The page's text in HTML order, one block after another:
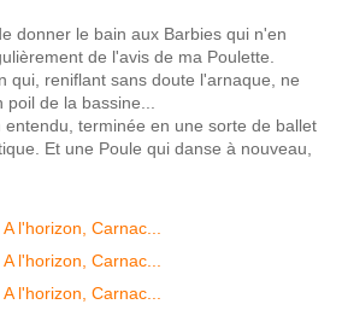
donner le bain aux Barbies qui n'en
de l'avis de ma Poulette.
qui, reniflant sans doute l'arnaque, ne
de la bassine...
terminée en une sorte de ballet
Et une Poule qui danse à nouveau,